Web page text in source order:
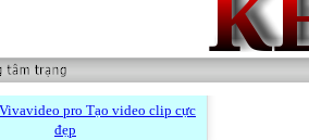
pro Tạo video clip cực
đẹp